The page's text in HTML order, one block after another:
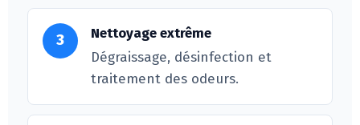
3
Nettoyage extrême
Dégraissage, désinfection et
traitement des odeurs.